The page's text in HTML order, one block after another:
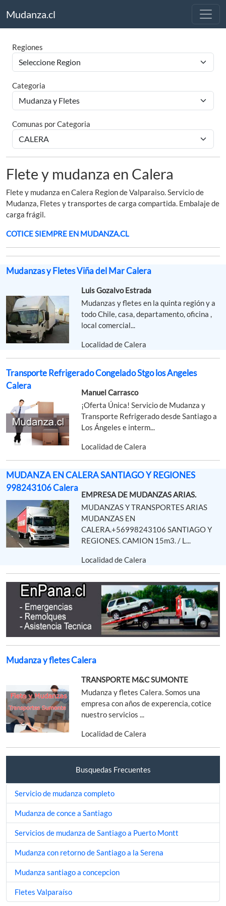
Mudanza.cl
Regiones
Categoria
Comunas por Categoria
Flete y mudanza en Calera
Flete y mudanza en Calera Region de Valparaiso. Servicio de
Mudanza, Fletes y transportes de carga compartida. Embalaje de
carga frágil.
COTICE SIEMPRE EN MUDANZA.CL
Mudanzas y Fletes Viña del Mar Calera
Luis Gozalvo Estrada
Mudanzas y fletes en la quinta región y a
todo Chile, casa, departamento, oficina ,
local comercial...
Localidad de Calera
Transporte Refrigerado Congelado Stgo los Angeles
Calera
Manuel Carrasco
¡Oferta Única! Servicio de Mudanza y
Transporte Refrigerado desde Santiago a
Los Ángeles e interm...
Localidad de Calera
MUDANZA EN CALERA SANTIAGO Y REGIONES
998243106 Calera
EMPRESA DE MUDANZAS ARIAS.
MUDANZAS Y TRANSPORTES ARIAS
MUDANZAS EN
CALERA.+56998243106 SANTIAGO Y
REGIONES. CAMION 15m3. / L...
Localidad de Calera
Mudanza y fletes Calera
TRANSPORTE M&C SUMONTE
Mudanza y fletes Calera. Somos una
empresa con años de experencia, cotice
nuestro servicios ...
Localidad de Calera
Busquedas Frecuentes
Servicio de mudanza completo
Mudanza de conce a Santiago
Servicios de mudanza de Santiago a Puerto Montt
Mudanza con retorno de Santiago a la Serena
Mudanza santiago a concepcion
Fletes Valparaíso